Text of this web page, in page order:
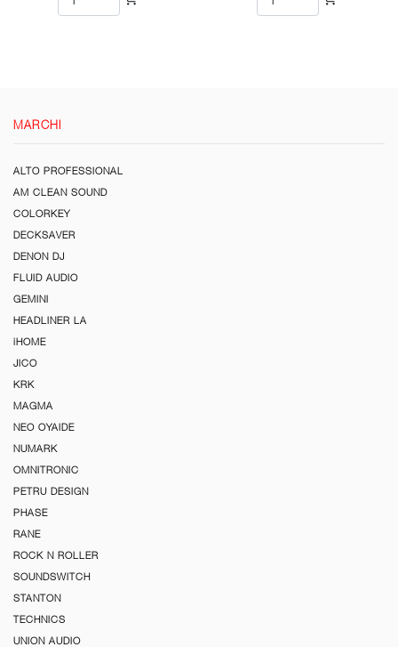
MARCHI
ALTO PROFESSIONAL
AM CLEAN SOUND
COLORKEY
DECKSAVER
DENON DJ
FLUID AUDIO
GEMINI
HEADLINER LA
iHOME
JICO
KRK
MAGMA
NEO OYAIDE
NUMARK
OMNITRONIC
PETRU DESIGN
PHASE
RANE
ROCK N ROLLER
SOUNDSWITCH
STANTON
TECHNICS
UNION AUDIO